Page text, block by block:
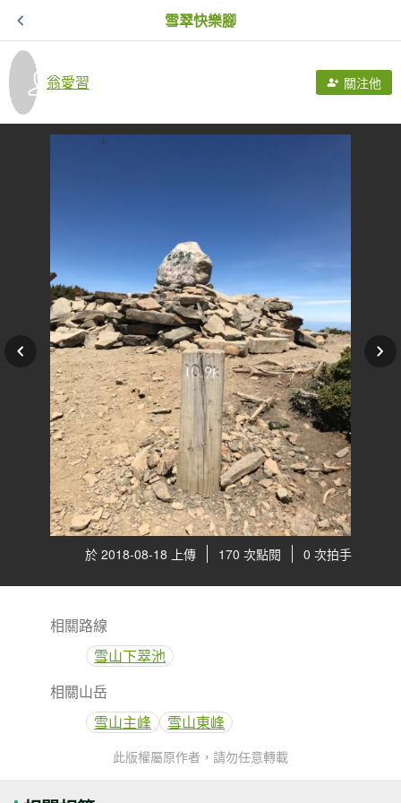
雪翠快樂腳
翁愛習 關注他
於 2018-08-18 上傳 170 次點閱 0 次拍手
相關路線
雪山下翠池
相關山岳
雪山主峰
雪山東峰
此版權屬原作者，請勿任意轉載